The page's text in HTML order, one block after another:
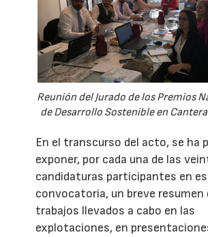
Reunión del Jurado de los Premios
de Desarrollo Sostenible en
En el transcurso del acto, se ha
exponer, por cada una de las
candidaturas participantes en
convocatoria, un breve resumen
trabajos llevados a cabo en las
explotaciones, en